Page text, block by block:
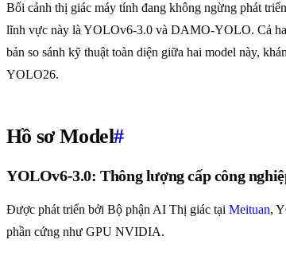
Bối cảnh thị giác máy tính đang không ngừng phát
lĩnh vực này là YOLOv6-3.0 và DAMO-YOLO. Cả hai
bản so sánh kỹ thuật toàn diện giữa hai model này,
YOLO26.
Hồ sơ Model#
YOLOv6-3.0: Thông lượng cấp công
Được phát triển bởi Bộ phận AI Thị giác tại Meituan,
phần cứng như GPU NVIDIA.